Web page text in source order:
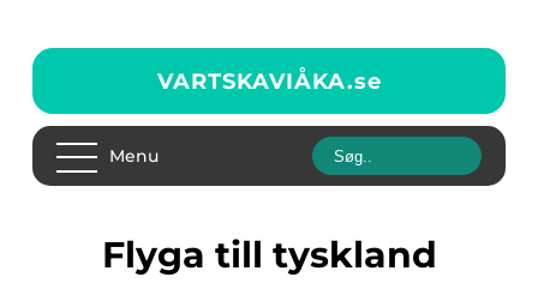
VARTSKAVIÅKA.se
Menu
flyga till tyskland